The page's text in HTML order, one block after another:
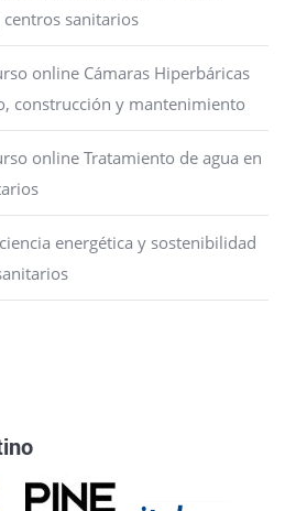
sanitarios
online Cámaras Hiperbáricas
construcción y mantenimiento
online Tratamiento de agua en
energética y sostenibilidad